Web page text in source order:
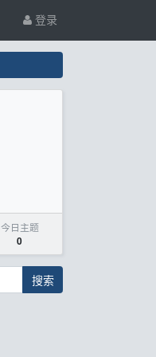
登录
今日主题
0
搜索